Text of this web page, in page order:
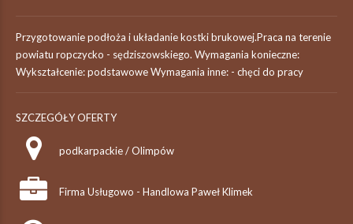
Przygotowanie podłoża i układanie kostki brukowej.Praca na terenie
powiatu ropczycko - sędziszowskiego. Wymagania konieczne:
Wykształcenie: podstawowe Wymagania inne: - chęci do pracy
SZCZEGÓŁY OFERTY
podkarpackie / Olimpów
Firma Usługowo - Handlowa Paweł Klimek